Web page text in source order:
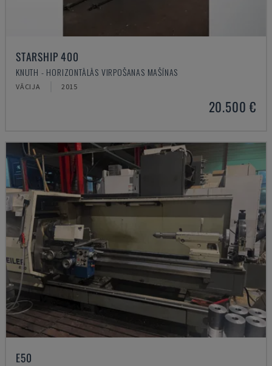
STARSHIP 400
KNUTH - HORIZONTĀLĀS VIRPOŠANAS MAŠĪNAS
VĀCIJA 2015
20.500 €
E50